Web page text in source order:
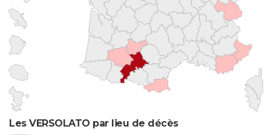
Les VERSOLATO par lieu de décès